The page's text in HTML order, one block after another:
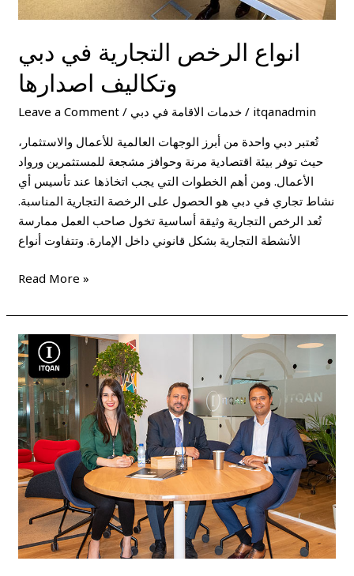
انواع الرخص التجارية في دبي
وتكاليف اصدارها
Leave a Comment / خدمات الاقامة في دبي / itqanadmin
تُعتبر دبي واحدة من أبرز الوجهات العالمية للأعمال والاستثمار،
حيث توفر بيئة اقتصادية مرنة وحوافز مشجعة للمستثمرين ورواد
الأعمال. ومن أهم الخطوات التي يجب اتخاذها عند تأسيس أي
نشاط تجاري في دبي هو الحصول على الرخصة التجارية المناسبة.
تُعد الرخص التجارية وثيقة أساسية تخول صاحب العمل ممارسة
الأنشطة التجارية بشكل قانوني داخل الإمارة. وتتفاوت أنواع
Read More »
تكاليف
انشاء
شركة
في
دبي
–
أسس
شركتك
الان